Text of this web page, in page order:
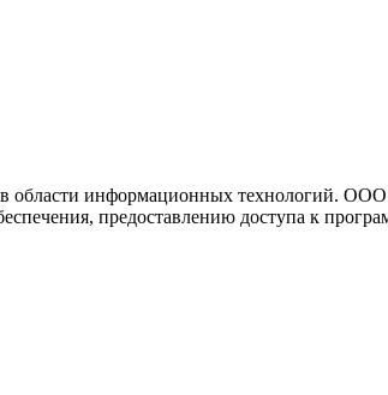
информационных технологий. ООО
предоставлению доступа к